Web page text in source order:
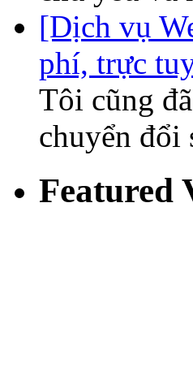
[Dịch vụ
phí, trực
Tôi cũng
chuyển đổi
Featured